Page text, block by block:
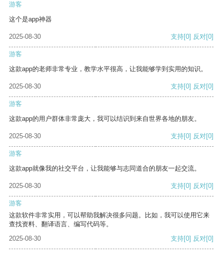
游客
这个是app神器
2025-08-30 支持[0] 反对[0]
游客
这款app的老师非常专业，教学水平很高，让我能够学到实用的知识。
2025-08-30 支持[0] 反对[0]
游客
这款app的用户群体非常庞大，我可以结识到来自世界各地的朋友。
2025-08-30 支持[0] 反对[0]
游客
这款app就像我的社交平台，让我能够与志同道合的朋友一起交流。
2025-08-30 支持[0] 反对[0]
游客
这款软件非常实用，可以帮助我解决很多问题。比如，我可以使用它来
查找资料、翻译语言、编写代码等。
2025-08-30
支持[0] 反对[0]